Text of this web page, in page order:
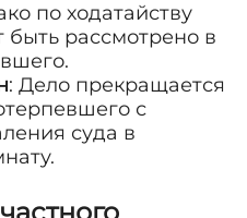
по ходатайству
рассмотрено в
: Дело прекращается
с
суда в